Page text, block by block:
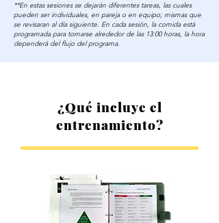
**En estas sesiones se dejarán diferentes tareas, las cuales
pueden ser individuales, en pareja o en equipo; mismas que
se revisaran al día siguiente. En cada sesión, la comida está
programada para tomarse alrededor de las 13:00 horas, la hora
dependerá del flujo del programa.
¿Qué incluye el
entrenamiento?